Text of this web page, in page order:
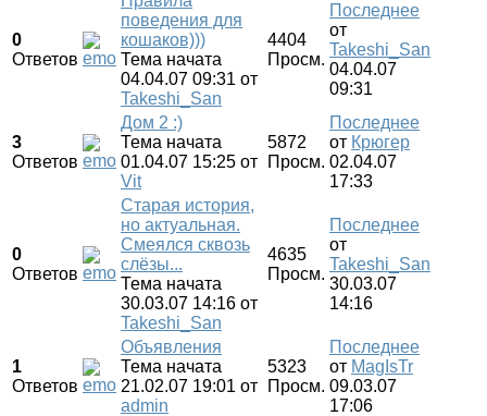
0
Ответов
поведения для
кошаков)))
Тема начата
04.04.07 09:31 от
Takeshi_San
4404
Просм.
Последнее
от
Takeshi_San
04.04.07
09:31
3
Ответов
Дом 2 :)
Тема начата
01.04.07 15:25 от
Vit
5872
Просм.
Последнее
от Крюгер
02.04.07
17:33
0
Ответов
Старая история,
но актуальная.
Смеялся сквозь
слёзы...
Тема начата
30.03.07 14:16 от
Takeshi_San
4635
Просм.
Последнее
от
Takeshi_San
30.03.07
14:16
1
Ответов
Объявления
Тема начата
21.02.07 19:01 от
admin
5323
Просм.
Последнее
от MagIsTr
09.03.07
17:06